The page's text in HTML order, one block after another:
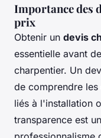
Importance des
prix
Obtenir un devis
essentielle avant
charpentier. Un
de comprendre
liés à l'installation
transparence est